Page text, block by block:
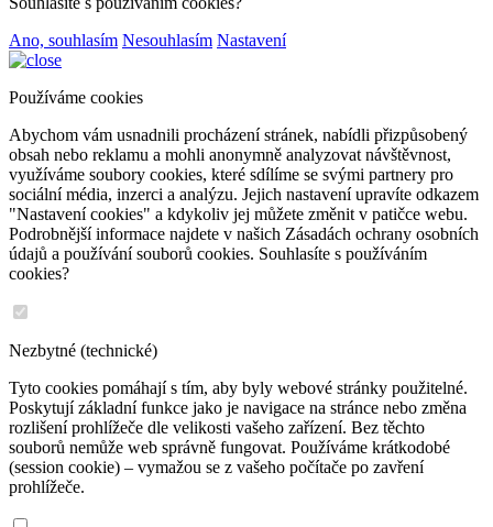
Ano, souhlasím Nesouhlasím Nastavení
Používáme cookies
Abychom vám usnadnili procházení stránek, nabídli přizpůsobený
obsah nebo reklamu a mohli anonymně analyzovat návštěvnost,
využíváme soubory cookies, které sdílíme se svými partnery pro
sociální média, inzerci a analýzu. Jejich nastavení upravíte odkazem
"Nastavení cookies" a kdykoliv jej můžete změnit v patičce webu.
Podrobnější informace najdete v našich Zásadách ochrany osobních
údajů a používání souborů cookies. Souhlasíte s používáním
cookies?
Nezbytné (technické)
Tyto cookies pomáhají s tím, aby byly webové stránky použitelné.
Poskytují základní funkce jako je navigace na stránce nebo změna
rozlišení prohlížeče dle velikosti vašeho zařízení. Bez těchto
souborů nemůže web správně fungovat. Používáme krátkodobé
(session cookie) – vymažou se z vašeho počítače po zavření
prohlížeče.